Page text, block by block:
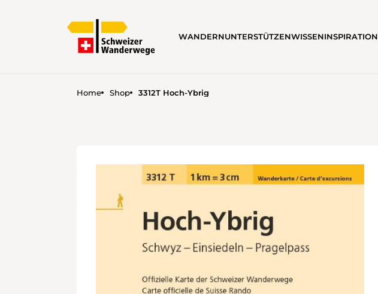
WANDERNUNTERSTÜTZENWISSENINSPIRATION
Home Shop 3312T Hoch-Ybrig